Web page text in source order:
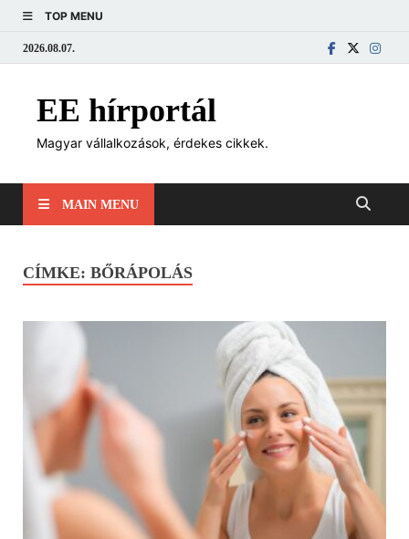
TOP MENU
2026.08.07.
EE hírportál
Magyar vállalkozások, érdekes cikkek.
MAIN MENU
CÍMKE: BŐRÁPOLÁS